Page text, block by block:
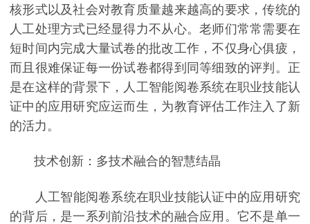
核形式以及社会对教育质量越来越高的要求，传统的
人工处理方式已经显得力不从心。老师们常常需要在
短时间内完成大量试卷的批改工作，不仅身心俱疲，
而且很难保证每一份试卷都得到同等细致的评判。正
是在这样的背景下，人工智能阅卷系统在职业技能认
证中的应用研究应运而生，为教育评估工作注入了新
的活力。
技术创新：多技术融合的智慧结晶
人工智能阅卷系统在职业技能认证中的应用研究
的背后，是一系列前沿技术的融合应用。它不是单一